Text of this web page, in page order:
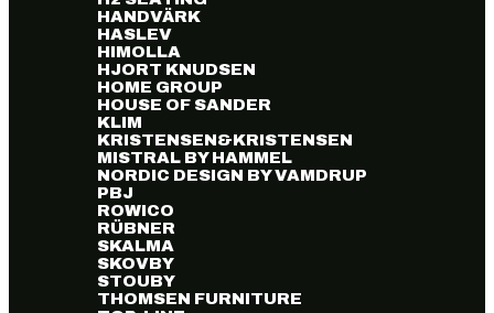
HANDVÄRK
HASLEV
HIMOLLA
HJORT KNUDSEN
HOME GROUP
HOUSE OF SANDER
KLIM
KRISTENSEN&KRISTENSEN
MISTRAL BY HAMMEL
NORDIC DESIGN BY VAMDRUP
PBJ
ROWICO
RÜBNER
SKALMA
SKOVBY
STOUBY
THOMSEN FURNITURE